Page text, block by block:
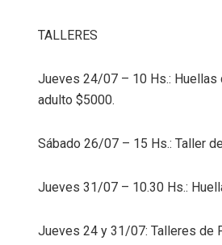
TALLERES
Jueves 24/07 – 10 Hs.: Huellas
adulto $5000.
Sábado 26/07 – 15 Hs.: Taller
Jueves 31/07 – 10.30 Hs.:
Jueves 24 y 31/07: Talleres de